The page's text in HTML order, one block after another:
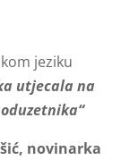
jeziku
utjecala na
novinarka